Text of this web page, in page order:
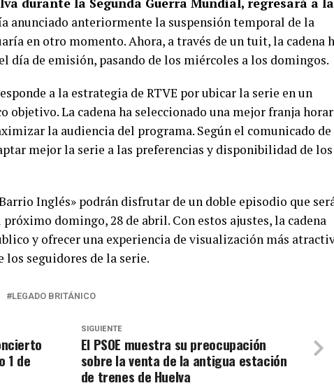
durante la Segunda Guerra Mundial, regresará a la
anunciado anteriormente la suspensión temporal de la
en otro momento. Ahora, a través de un tuit, la cadena
día de emisión, pasando de los miércoles a los domingos.
a la estrategia de RTVE por ubicar la serie en un
objetivo. La cadena ha seleccionado una mejor franja
la audiencia del programa. Según el comunicado de
mejor la serie a las preferencias y disponibilidad de los
Inglés» podrán disfrutar de un doble episodio que
domingo, 28 de abril. Con estos ajustes, la cadena
y ofrecer una experiencia de visualización más
los seguidores de la serie.
LEGADO BRITÁNICO
SIGUIENTE
El PSOE muestra su preocupación
sobre la venta de la antigua estación
de trenes de Huelva
1 de